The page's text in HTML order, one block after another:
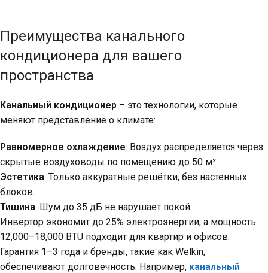
Преимущества канального
кондиционера для вашего
пространства
Канальный кондиционер – это технологии, которые
меняют представление о климате:
Равномерное охлаждение: Воздух распределяется через
скрытые воздуховоды по помещению до 50 м².
Эстетика: Только аккуратные решётки, без настенных
блоков.
Тишина: Шум до 35 дБ не нарушает покой.
Инвертор экономит до 25% электроэнергии, а мощность
12,000–18,000 BTU подходит для квартир и офисов.
Гарантия 1–3 года и бренды, такие как Welkin,
обеспечивают долговечность. Например, канальный